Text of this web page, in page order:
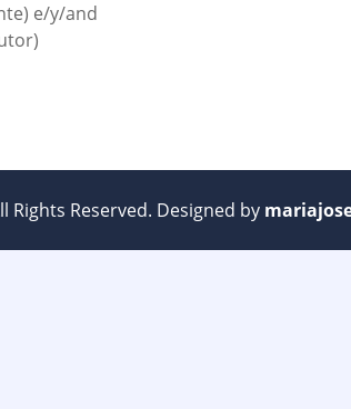
e/y/and
Rights Reserved. Designed by